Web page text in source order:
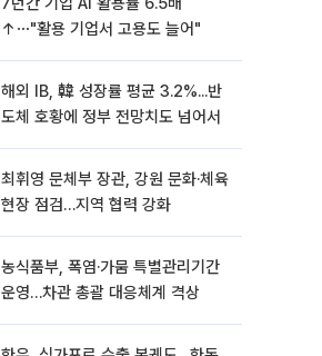
↑⋯"활용 기업서 고용도 늘어"
해외 IB, 韓 성장률 평균 3.2%...반
도체 호황에 정부 전망치도 넘어서
최휘영 문체부 장관, 강원 문화·체육
현장 점검…지역 협력 강화
농식품부, 폭염·가뭄 특별관리기간
운영…차관 총괄 대응체계 격상